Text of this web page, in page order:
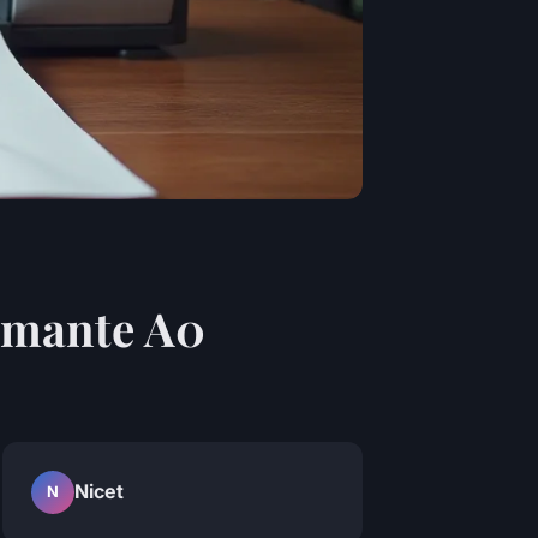
A0
N Nicet